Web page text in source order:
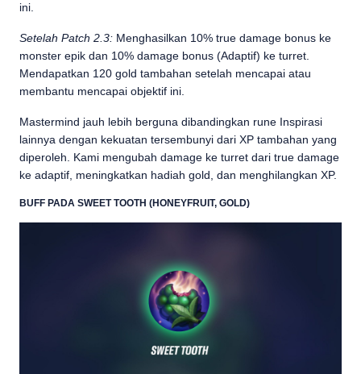
ini.
Setelah Patch 2.3: Menghasilkan 10% true damage bonus ke
monster epik dan 10% damage bonus (Adaptif) ke turret.
Mendapatkan 120 gold tambahan setelah mencapai atau
membantu mencapai objektif ini.
Mastermind jauh lebih berguna dibandingkan rune Inspirasi
lainnya dengan kekuatan tersembunyi dari XP tambahan yang
diperoleh. Kami mengubah damage ke turret dari true damage
ke adaptif, meningkatkan hadiah gold, dan menghilangkan XP.
BUFF PADA SWEET TOOTH (HONEYFRUIT, GOLD)